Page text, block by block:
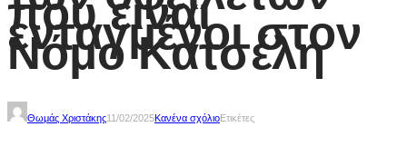
που είναι
ενταγμένοι στον
Νόμο Κατσέλη
Θωμάς Χριστάκης11/02/2025Κανένα σχόλιοΕτικέτες